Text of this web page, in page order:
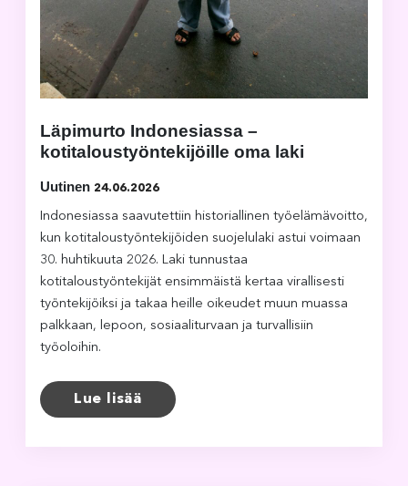
Läpimurto Indonesiassa –
kotitaloustyöntekijöille oma laki
Uutinen 24.06.2026
Indonesiassa saavutettiin historiallinen työelämävoitto,
kun kotitaloustyöntekijöiden suojelulaki astui voimaan
30. huhtikuuta 2026. Laki tunnustaa
kotitaloustyöntekijät ensimmäistä kertaa virallisesti
työntekijöiksi ja takaa heille oikeudet muun muassa
palkkaan, lepoon, sosiaaliturvaan ja turvallisiin
työoloihin.
Lue lisää